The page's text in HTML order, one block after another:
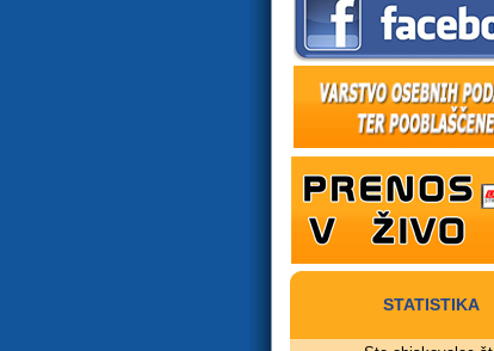
STATISTIKA